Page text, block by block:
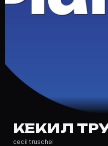
Где снимался Кекил
Кекил Трушел — актёр.
Где открыть
На Movie Planner:
КЕКИЛ
cecil truschel